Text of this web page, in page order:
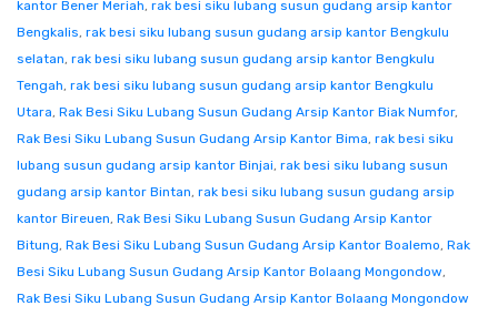
kantor Bener Meriah, rak besi siku lubang susun gudang arsip kantor
Bengkalis, rak besi siku lubang susun gudang arsip kantor Bengkulu
selatan, rak besi siku lubang susun gudang arsip kantor Bengkulu
Tengah, rak besi siku lubang susun gudang arsip kantor Bengkulu
Utara, Rak Besi Siku Lubang Susun Gudang Arsip Kantor Biak Numfor,
Rak Besi Siku Lubang Susun Gudang Arsip Kantor Bima, rak besi siku
lubang susun gudang arsip kantor Binjai, rak besi siku lubang susun
gudang arsip kantor Bintan, rak besi siku lubang susun gudang arsip
kantor Bireuen, Rak Besi Siku Lubang Susun Gudang Arsip Kantor
Bitung, Rak Besi Siku Lubang Susun Gudang Arsip Kantor Boalemo, Rak
Besi Siku Lubang Susun Gudang Arsip Kantor Bolaang Mongondow,
Rak Besi Siku Lubang Susun Gudang Arsip Kantor Bolaang Mongondow